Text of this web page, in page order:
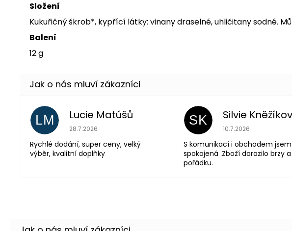
Složení
Kukuřičný škrob*, kypřící látky: vinany draselné, uhličitany sodné.
Balení
12 g
LM Lucie Matúšů
Hodnocení obchodu je 5 z 5 hvězdiček.
28.7.2026
Rychlé dodání, super ceny, velký
výběr, kvalitní doplňky
SK Silvie
Hodnocení
10.7.2026
S komunikací i obchodem
spokojená .Zboží dorazilo brzy
pořádku.